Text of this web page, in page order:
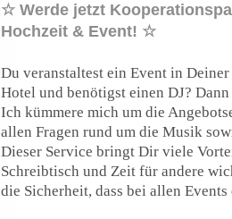
☆ Werde jetzt
Hochzeit & Event! ☆
Du veranstaltest ein Event in
Hotel und benötigst einen DJ?
Ich kümmere mich um die
allen Fragen rund um die Musik
Dieser Service bringt Dir viele
Schreibtisch und Zeit für andere
die Sicherheit, dass bei allen